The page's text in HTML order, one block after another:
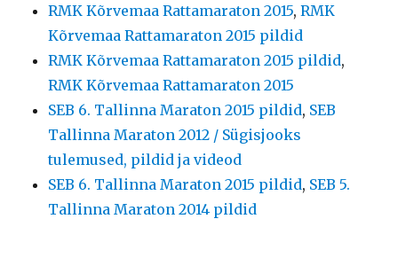
RMK Kõrvemaa Rattamaraton 2015,RMK
Kõrvemaa Rattamaraton 2015 pildid
RMK Kõrvemaa Rattamaraton 2015 pildid,
RMK Kõrvemaa Rattamaraton 2015
SEB 6. Tallinna Maraton 2015 pildid, SEB
Tallinna Maraton 2012 / Sügisjooks
tulemused, pildid ja videod
SEB 6. Tallinna Maraton 2015 pildid, SEB 5.
Tallinna Maraton 2014 pildid